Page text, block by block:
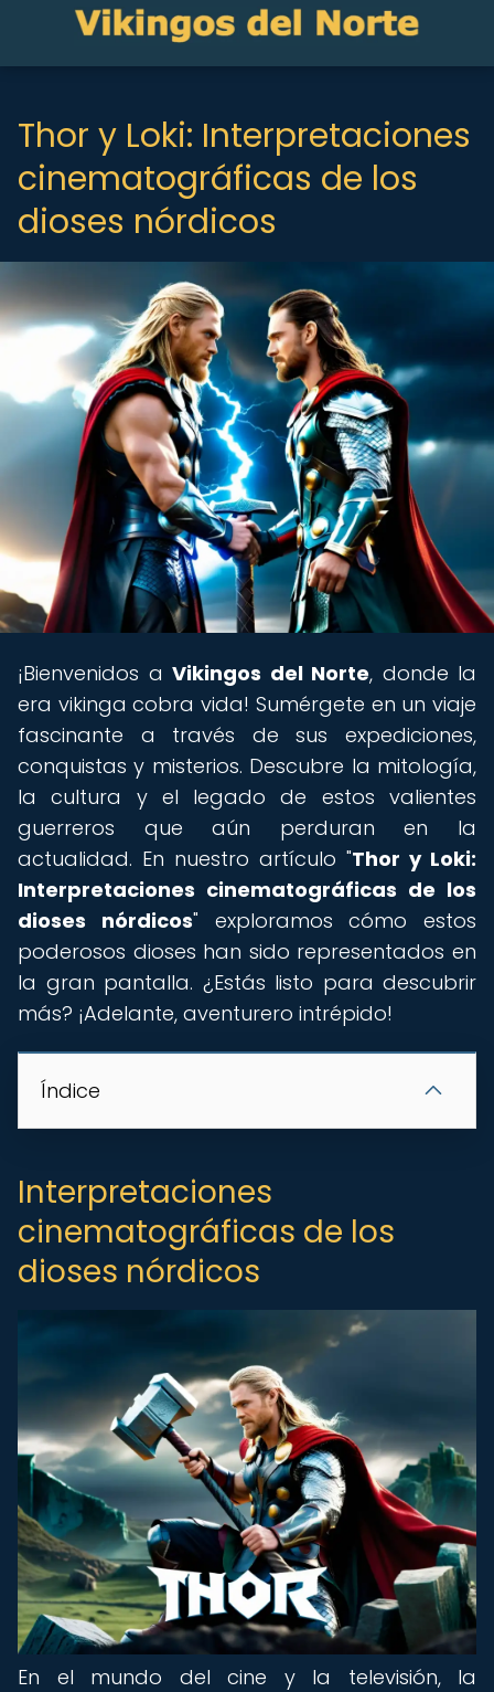
Thor y Loki: Interpretaciones
cinematográficas de los
dioses nórdicos
¡Bienvenidos a Vikingos del Norte, donde la
era vikinga cobra vida! Sumérgete en un viaje
fascinante a través de sus expediciones,
conquistas y misterios. Descubre la mitología,
la cultura y el legado de estos valientes
guerreros que aún perduran en la
actualidad. En nuestro artículo "Thor y Loki:
Interpretaciones cinematográficas de los
dioses nórdicos" exploramos cómo estos
poderosos dioses han sido representados en
la gran pantalla. ¿Estás listo para descubrir
más? ¡Adelante, aventurero intrépido!
Índice
Interpretaciones
cinematográficas de los
dioses nórdicos
En el mundo del cine y la televisión, la